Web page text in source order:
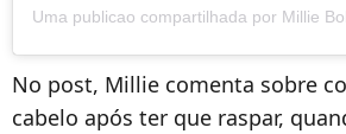
No post, Millie comenta sobre
cabelo após ter que raspar,